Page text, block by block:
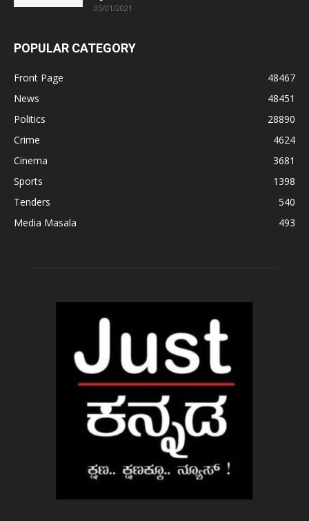
05/01/2021
POPULAR CATEGORY
Front Page
48467
News
48451
Politics
28890
Crime
4624
Cinema
3681
Sports
1398
Tenders
540
Media Masala
493